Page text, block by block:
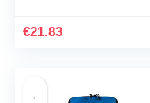
€21.83